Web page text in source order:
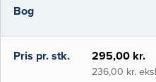
de tidligere
begreber.
Bog
i-bog
Pris pr. stk. 295,00 kr.
236,00 kr.